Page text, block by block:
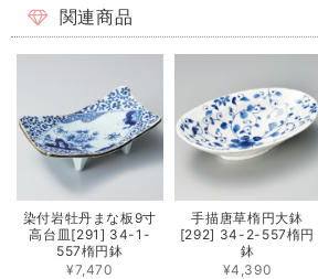
関連商品
染付岩牡丹まな板9寸
高台皿[291] 34-1-
557楕円鉢
¥7,470
手描唐草楕円大鉢
[292] 34-2-557楕円
鉢
¥4,390